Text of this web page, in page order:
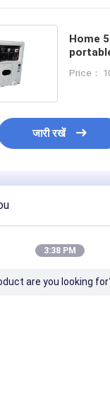
Home
phase
Price：
जारी रखें
3:38 PM
are you looking